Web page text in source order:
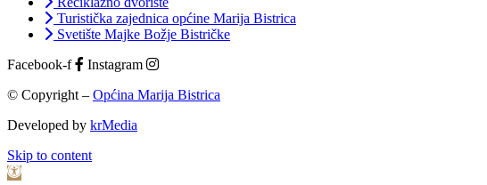
Turistička zajednica općine Marija Bistrica
Svetište Majke Božje Bistričke
Facebook-f
Instagram
© Copyright – Općina Marija Bistrica
Developed by krMedia
Skip to content
Open toolbar